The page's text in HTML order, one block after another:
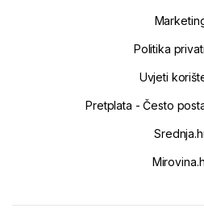
Politika
Uvjeti
Pretplata - Često